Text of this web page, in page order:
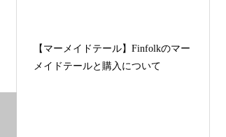
【マーメイドテール】Finfolkのマー
メイドテールと購入について